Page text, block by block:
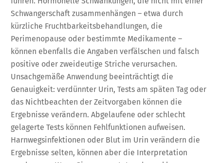
Schwangerschaft zusammenhängen – etwa durch
kürzliche Fruchtbarkeitsbehandlungen, die
Perimenopause oder bestimmte Medikamente –
können ebenfalls die Angaben verfälschen und falsch
positive oder zweideutige Striche verursachen.
Unsachgemäße Anwendung beeinträchtigt die
Genauigkeit: verdünnter Urin, Tests am späten Tag oder
das Nichtbeachten der Zeitvorgaben können die
Ergebnisse verändern. Abgelaufene oder schlecht
gelagerte Tests können Fehlfunktionen aufweisen.
Harnwegsinfektionen oder Blut im Urin verändern die
Ergebnisse selten, können aber die Interpretation